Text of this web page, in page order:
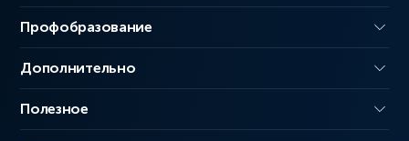
Профобразование
Дополнительно
Полезное